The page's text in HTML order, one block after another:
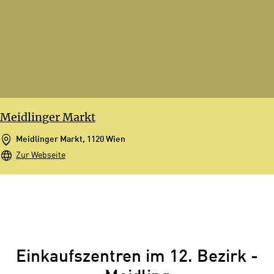
Meidlinger Markt
Meidlinger Markt, 1120 Wien
Zur Webseite
Einkaufszentren im 12. Bezirk -